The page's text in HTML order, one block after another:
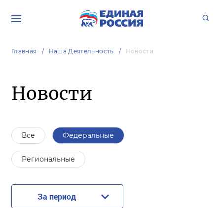
Главная Наша Деятельность Новости
Новости
Все Федеральные
Региональные
За период